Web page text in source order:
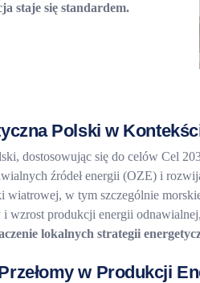
staje się standardem.
Polski w
dostosowując się do celów Cel
źródeł energii (OZE) i
wiatrowej, w tym szczególnie
wzrost produkcji energii
lokalnych strategii
w Produkcji